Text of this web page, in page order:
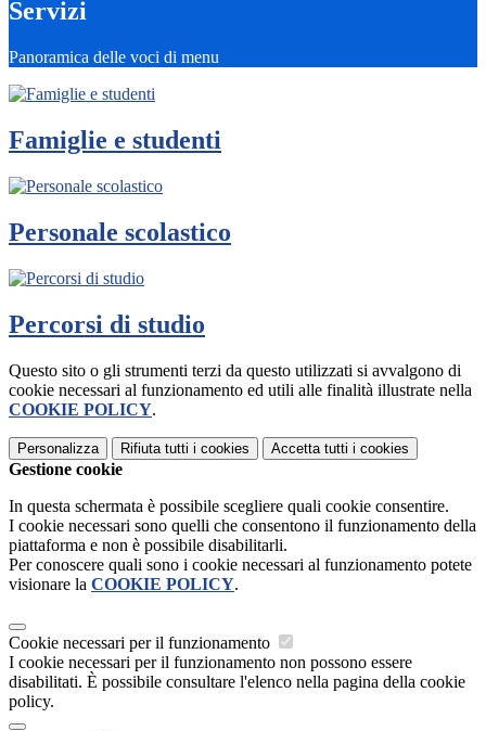
Servizi
Panoramica delle voci di menu
Famiglie e studenti
Personale scolastico
Percorsi di studio
Questo sito o gli strumenti terzi da questo utilizzati si avvalgono di
cookie necessari al funzionamento ed utili alle finalità illustrate nella
COOKIE POLICY.
Personalizza Rifiuta tutti i cookies Accetta tutti i cookies
Gestione cookie
In questa schermata è possibile scegliere quali cookie consentire.
I cookie necessari sono quelli che consentono il funzionamento della
piattaforma e non è possibile disabilitarli.
Per conoscere quali sono i cookie necessari al funzionamento potete
visionare la COOKIE POLICY.
Cookie necessari per il funzionamento
I cookie necessari per il funzionamento non possono essere
disabilitati. È possibile consultare l'elenco nella pagina della cookie
policy.